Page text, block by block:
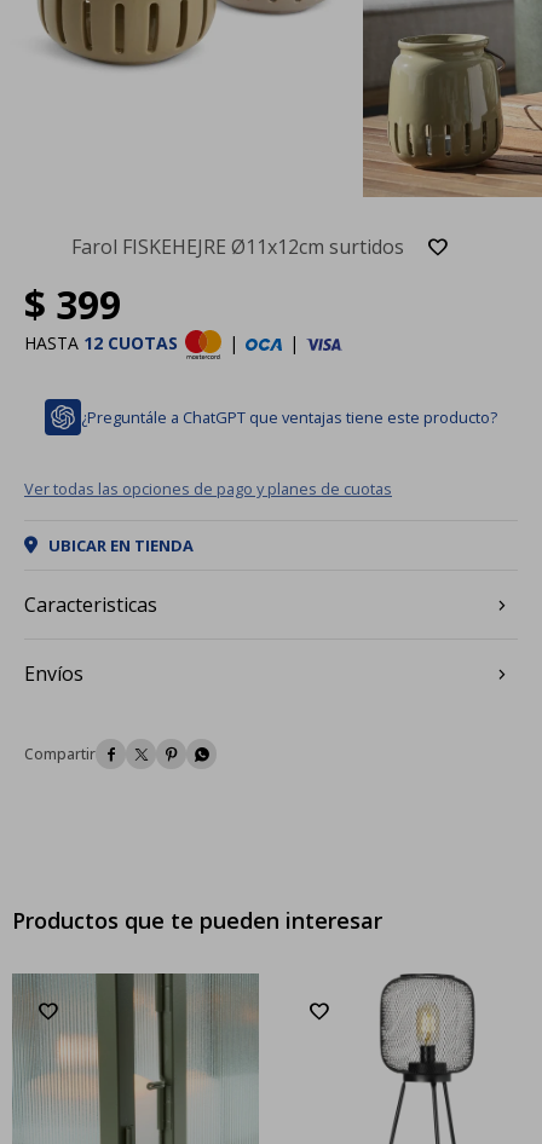
Farol FISKEHEJRE Ø11x12cm surtidos
$ 399
HASTA 12 CUOTAS | |
¿Preguntále a ChatGPT que ventajas tiene este producto?
Ver todas las opciones de pago y planes de cuotas
UBICAR EN TIENDA
Caracteristicas
Envíos
   
Productos que te pueden interesar